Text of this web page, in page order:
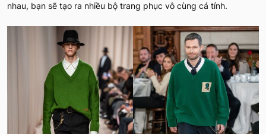
nhau, bạn sẽ tạo ra nhiều bộ trang phục vô cùng cá tính.